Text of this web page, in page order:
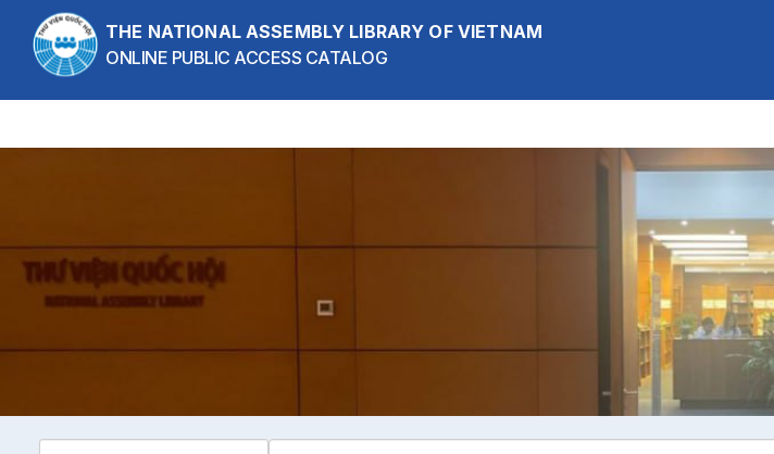
Skip to content
THE NATIONAL ASSEMBLY LIBRARY OF VIETNAM
ONLINE PUBLIC ACCESS CATALOG